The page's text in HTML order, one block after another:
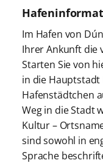
Im Hafen von
Ihrer Ankunft die
Starten Sie von
in die Hauptstadt
Hafenstädtchen
Weg in die Stadt
Kultur –
sind sowohl in
Sprache